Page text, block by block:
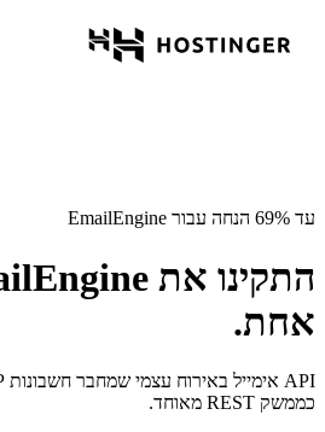
עד 69% הנחה עבור EmailEngine
אחת.
כממשק REST מאוחד.